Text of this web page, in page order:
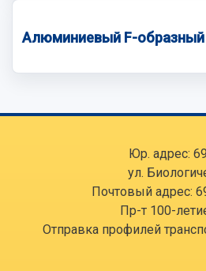
Алюминиевый F-
Юр. адрес:
ул.
Почтовый адрес:
Пр-т 100-
Отправка профилей